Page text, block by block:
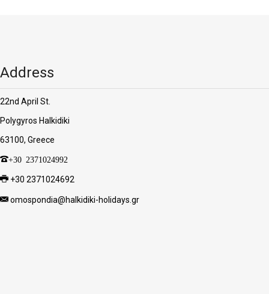
Address
22nd April St.
Polygyros Halkidiki
63100, Greece
+30 2371024992
+30 2371024692
omospondia@halkidiki-holidays.gr